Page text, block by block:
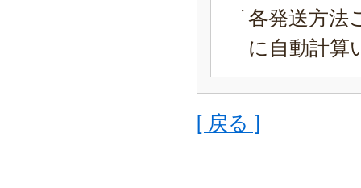
各発送方法
に自動計算
[ 戻る ]